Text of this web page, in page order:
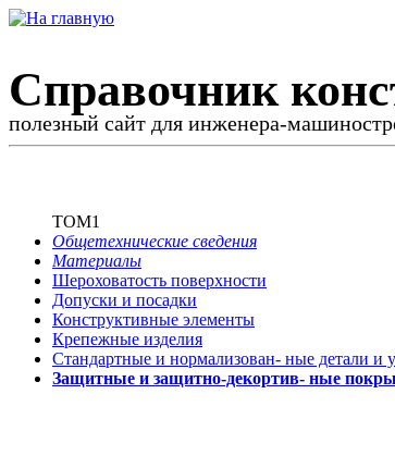
Справочник
полезный сайт для инженера-
ТОМ1
Общетехнические сведения
Материалы
Шероховатость поверхности
Допуски и посадки
Конструктивные элементы
Крепежные изделия
Стандартные и нормализован- ные детали и
Защитные и защитно-декортив- ные